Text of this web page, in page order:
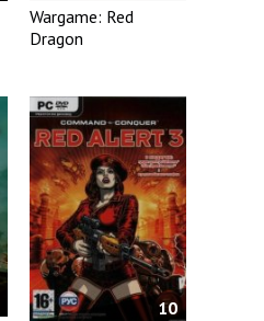
Wargame: Red
Dragon
10